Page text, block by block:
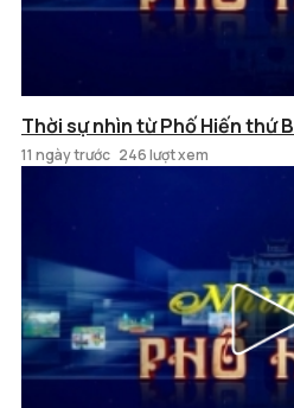
Thời sự nhìn từ Phố Hiến thứ
11 ngày trước 246 lượt xem